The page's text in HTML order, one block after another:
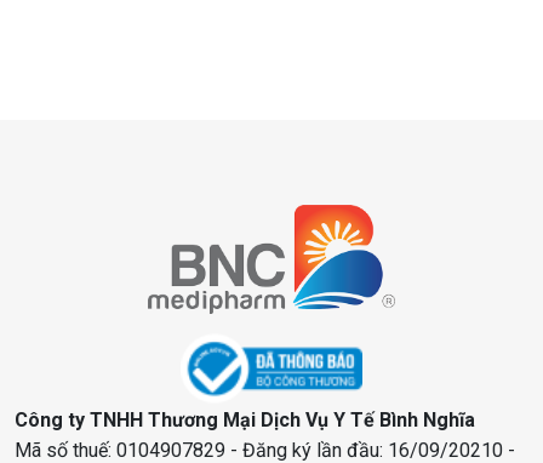
Công ty TNHH Thương Mại Dịch Vụ Y Tế Bình Nghĩa
Mã số thuế: 0104907829 - Đăng ký lần đầu: 16/09/20210 -